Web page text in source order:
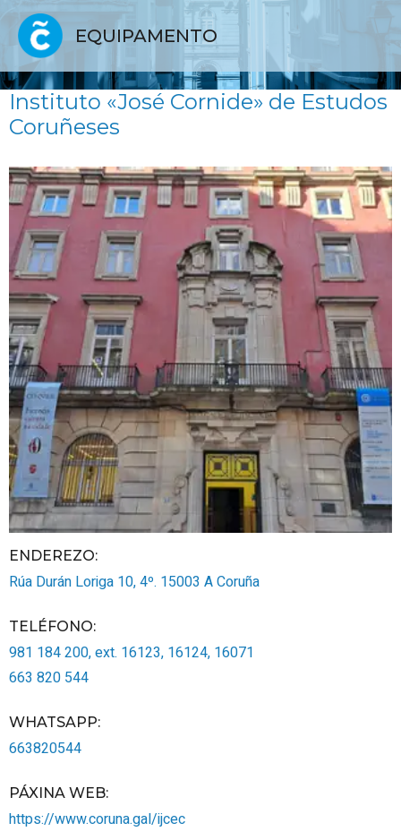
EQUIPAMENTO
Instituto «José Cornide» de Estudos
Coruñeses
ENDEREZO:
Rúa Durán Loriga 10, 4º. 15003 A Coruña
TELÉFONO:
981 184 200, ext. 16123, 16124, 16071
663 820 544
WHATSAPP:
663820544
PÁXINA WEB:
https://www.coruna.gal/ijcec